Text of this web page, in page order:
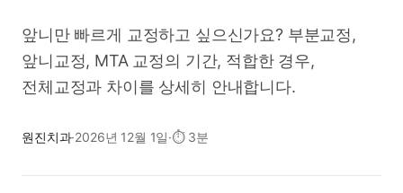
앞니만 빠르게 교정하고 싶으신가요? 부분교정,
앞니교정, MTA 교정의 기간, 적합한 경우,
전체교정과 차이를 상세히 안내합니다.
원진치과·2026년 12월 1일·⏱ 3분